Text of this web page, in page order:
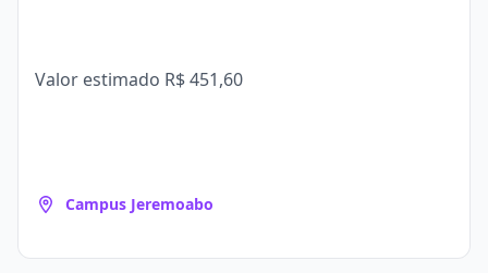
Valor estimado R$ 451,60
Campus Jeremoabo